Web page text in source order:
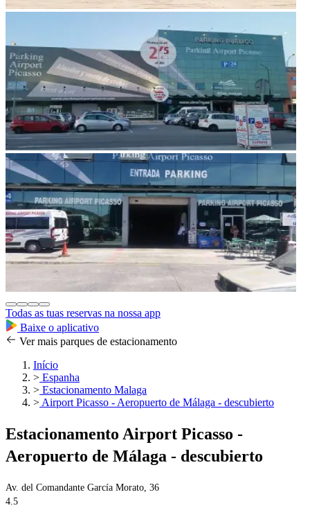
Todas as tuas reservas na nossa app
Baixe o aplicativo
Ver mais parques de estacionamento
Início
> Espanha
> Estacionamento Malaga
> Airport Picasso - Aeropuerto de Málaga - descubierto
Estacionamento Airport Picasso -
Aeropuerto de Málaga - descubierto
Av. del Comandante García Morato, 36
4.5